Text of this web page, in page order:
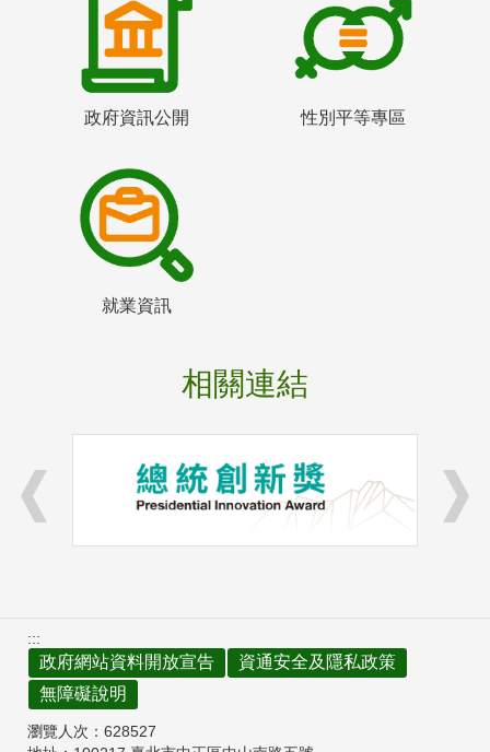
政府資訊公開 性別平等專區
就業資訊
相關連結
:::
政府網站資料開放宣告
資通安全及隱私政策
無障礙說明
瀏覽人次： 628527